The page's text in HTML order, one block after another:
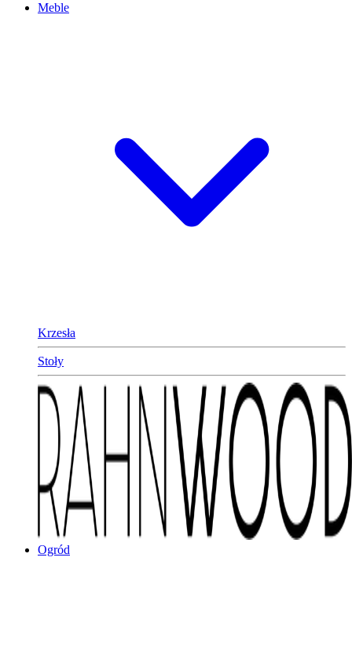
Meble
Krzesła
Stoły
Ogród